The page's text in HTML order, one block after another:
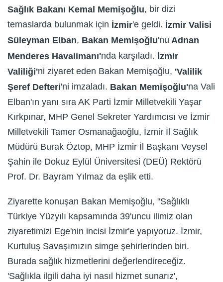
Sağlık Bakanı Kemal Memişoğlu, bir dizi
temaslarda bulunmak için İzmir'e geldi. İzmir Valisi
Süleyman Elban, Bakan Memişoğlu'nu Adnan
Menderes Havalimanı'nda karşıladı. İzmir
Valiliği'ni ziyaret eden Bakan Memişoğlu, 'Valilik
Şeref Defteri'ni imzaladı. Bakan Memişoğlu'na Vali
Elban'ın yanı sıra AK Parti İzmir Milletvekili Yaşar
Kırkpınar, MHP Genel Sekreter Yardımcısı ve İzmir
Milletvekili Tamer Osmanağaoğlu, İzmir İl Sağlık
Müdürü Burak Öztop, MHP İzmir İl Başkanı Veysel
Şahin ile Dokuz Eylül Üniversitesi (DEÜ) Rektörü
Prof. Dr. Bayram Yılmaz da eşlik etti.
Ziyarette konuşan Bakan Memişoğlu, "Sağlıklı
Türkiye Yüzyılı kapsamında 39'uncu ilimiz olan
ziyaretimizi Ege'nin incisi İzmir'e yapıyoruz. İzmir,
Kurtuluş Savaşımızın simge şehirlerinden biri.
Burada sağlık hizmetlerini değerlendireceğiz.
'Sağlıkla ilgili daha iyi nasıl hizmet sunarız',